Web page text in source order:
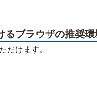
るブラウザの推奨環
だけます。